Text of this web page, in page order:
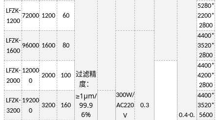
过滤精
度：
≥1μm/
99.9
6%
0.4-0.
LFZK-
1200
72000 1200 60
5280*
2200*
2800
LFZK-
1600
96000 1600 80
300W/
AC220
V
0.3
4400*
3520*
2800
LFZK-
2000
12000
0
2000 100
4400*
4200*
2800
LFZK-
3200
19200
0
3200 160
4400*
3520*
5600